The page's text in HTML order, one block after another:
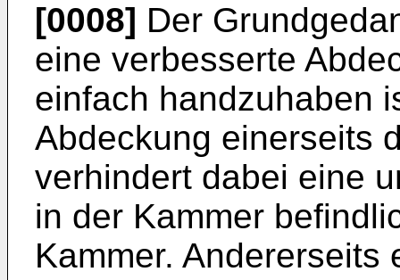
[0008] Der
eine verbesserte
einfach handzuhaben
Abdeckung einerseits
verhindert dabei eine
in der Kammer
Kammer. Andererseits